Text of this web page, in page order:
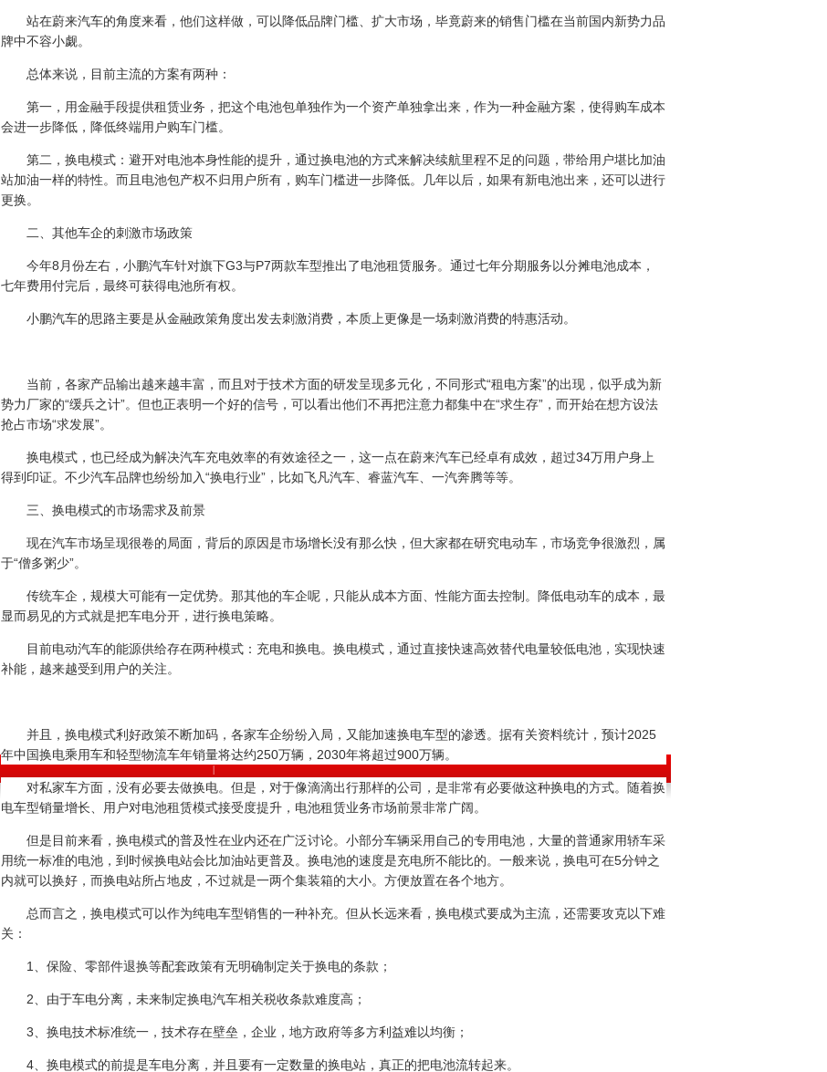
站在蔚来汽车的角度来看，他们这样做，可以降低品牌门槛、扩大市场，毕竟蔚来的销售门槛在当前国内新势力品
牌中不容小觑。
总体来说，目前主流的方案有两种：
第一，用金融手段提供租赁业务，把这个电池包单独作为一个资产单独拿出来，作为一种金融方案，使得购车成本
会进一步降低，降低终端用户购车门槛。
第二，换电模式：避开对电池本身性能的提升，通过换电池的方式来解决续航里程不足的问题，带给用户堪比加油
站加油一样的特性。而且电池包产权不归用户所有，购车门槛进一步降低。几年以后，如果有新电池出来，还可以进行
更换。
二、其他车企的刺激市场政策
今年8月份左右，小鹏汽车针对旗下G3与P7两款车型推出了电池租赁服务。通过七年分期服务以分摊电池成本，
七年费用付完后，最终可获得电池所有权。
小鹏汽车的思路主要是从金融政策角度出发去刺激消费，本质上更像是一场刺激消费的特惠活动。
当前，各家产品输出越来越丰富，而且对于技术方面的研发呈现多元化，不同形式“租电方案”的出现，似乎成为新
势力厂家的“缓兵之计”。但也正表明一个好的信号，可以看出他们不再把注意力都集中在“求生存”，而开始在想方设法
抢占市场“求发展”。
换电模式，也已经成为解决汽车充电效率的有效途径之一，这一点在蔚来汽车已经卓有成效，超过34万用户身上
得到印证。不少汽车品牌也纷纷加入“换电行业”，比如飞凡汽车、睿蓝汽车、一汽奔腾等等。
三、换电模式的市场需求及前景
现在汽车市场呈现很卷的局面，背后的原因是市场增长没有那么快，但大家都在研究电动车，市场竞争很激烈，属
于“僧多粥少”。
传统车企，规模大可能有一定优势。那其他的车企呢，只能从成本方面、性能方面去控制。降低电动车的成本，最
显而易见的方式就是把车电分开，进行换电策略。
目前电动汽车的能源供给存在两种模式：充电和换电。换电模式，通过直接快速高效替代电量较低电池，实现快速
补能，越来越受到用户的关注。
并且，换电模式利好政策不断加码，各家车企纷纷入局，又能加速换电车型的渗透。据有关资料统计，预计2025
年中国换电乘用车和轻型物流车年销量将达约250万辆，2030年将超过900万辆。
对私家车方面，没有必要去做换电。但是，对于像滴滴出行那样的公司，是非常有必要做这种换电的方式。随着换
电车型销量增长、用户对电池租赁模式接受度提升，电池租赁业务市场前景非常广阔。
但是目前来看，换电模式的普及性在业内还在广泛讨论。小部分车辆采用自己的专用电池，大量的普通家用轿车采
用统一标准的电池，到时候换电站会比加油站更普及。换电池的速度是充电所不能比的。一般来说，换电可在5分钟之
内就可以换好，而换电站所占地皮，不过就是一两个集装箱的大小。方便放置在各个地方。
总而言之，换电模式可以作为纯电车型销售的一种补充。但从长远来看，换电模式要成为主流，还需要攻克以下难
关：
1、保险、零部件退换等配套政策有无明确制定关于换电的条款；
2、由于车电分离，未来制定换电汽车相关税收条款难度高；
3、换电技术标准统一，技术存在壁垒，企业，地方政府等多方利益难以均衡；
4、换电模式的前提是车电分离，并且要有一定数量的换电站，真正的把电池流转起来。
|
机电工程网(C) 2015-2020 All Rights Reserved.联系我们